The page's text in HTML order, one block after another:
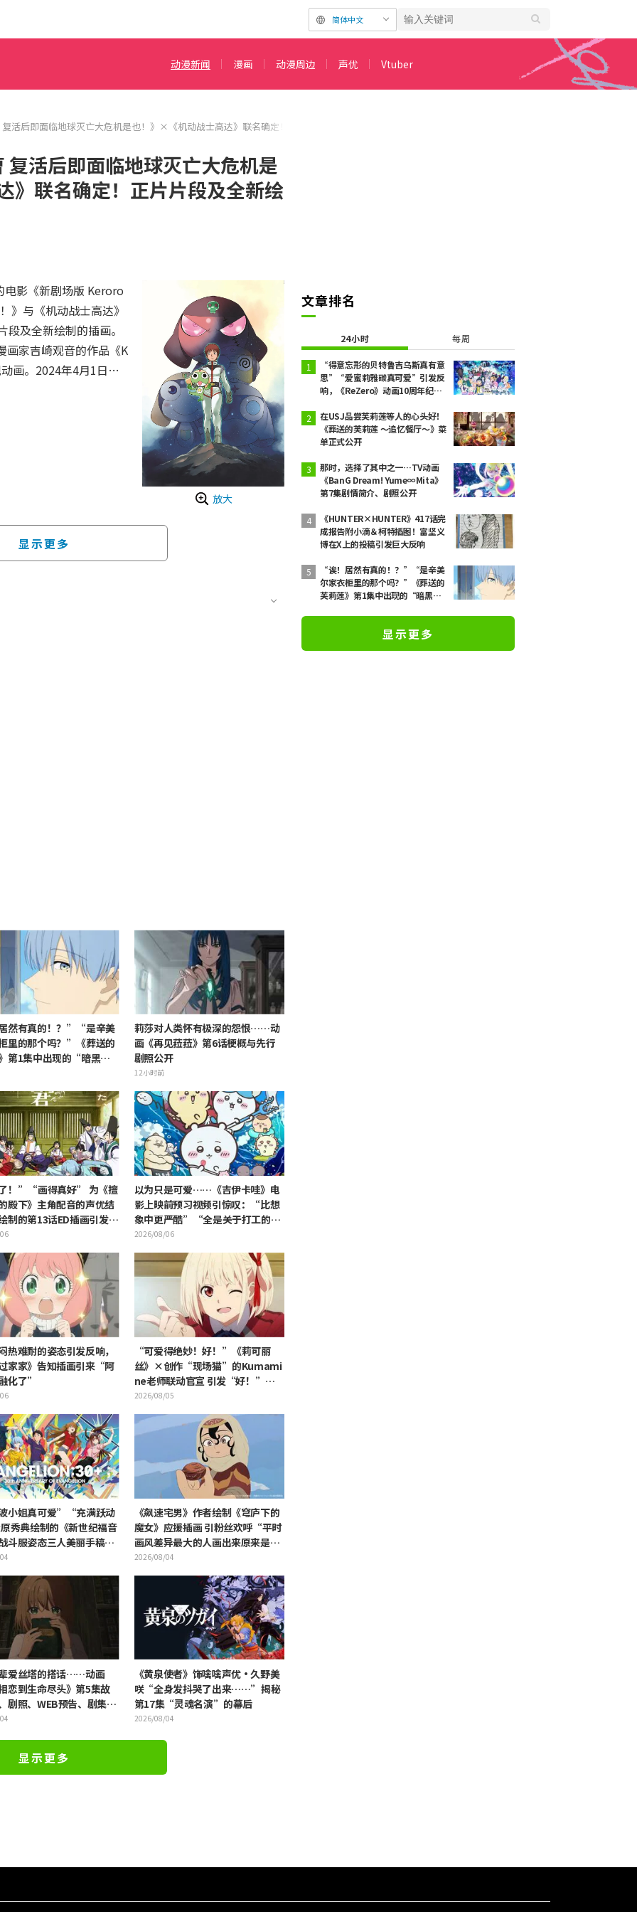
简体中文
动漫新闻 漫画 动漫周边 声优 Vtuber
活后即面临地球灭亡大危机是也！》×《机动战士高达》联名确定！正片片段及全新绘制插画公开
活后即面临地球灭亡大危机是
联名确定！正片片段及全新绘
放大
电影《新剧场版 Keroro
》与《机动战士高达》
及全新绘制的插画。
画家吉崎观音的作品《K
画。2024年4月1日官
显示更多
然有真的！？”“是辛美
里的那个吗？”《葬送的
第1集中出现的“暗黑龙
莉莎对人类怀有极深的怨恨……动
画《再见菈菈》第6话梗概与先行
剧照公开
12小时前
！”“画得真好” 为《擅
殿下》主角配音的声优结
制的第13话ED插画引发赞
以为只是可爱……《吉伊卡哇》电
影上映前预习视频引惊叹：“比想
象中更严酷”“全是关于打工的话
题”的反差感
2026/08/06
热难耐的姿态引发反响，
家家》告知插画引来“阿
化了”
“可爱得绝妙！好！”《莉可丽
丝》×创作“现场猫”的Kumami
ne老师联动官宣 引发“好！”反
响不断
2026/08/05
小姐真可爱”“充满跃动
秀典绘制的《新世纪福音
斗服姿态三人美丽手稿公
《飙速宅男》作者绘制《穹庐下的
魔女》应援插画 引粉丝欢呼“平时
画风差异最大的人画出来原来是这
样”
2026/08/04
爱丝塔的搭话……动画
恋到生命尽头》第5集故
剧照、WEB预告、剧集海
《黄泉使者》饰噙噙声优·久野美
咲“全身发抖哭了出来……”揭秘
第17集“灵魂名演”的幕后
2026/08/04
显示更多
文章排名
24小时 每周
“得意忘形的贝特鲁吉乌斯真有意
思”“爱蜜莉雅碳真可爱”引发反
响，《ReZero》动画10周年纪念
在USJ品尝芙莉莲等人的心头好！
《葬送的芙莉莲 ～追忆餐厅～》菜
单正式公开
那时，选择了其中之一…TV动画
《BanG Dream! Yume∞Mita》
第7集剧情简介、剧照公开
《HUNTER×HUNTER》417话完
成报告附小滴＆柯特插图！富坚义
博在X上的投稿引发巨大反响
“诶！居然有真的！？”“是辛美
尔家衣柜里的那个吗？”《葬送的
芙莉莲》第1集中出现的“暗黑龙
显示更多